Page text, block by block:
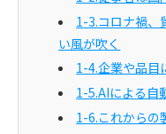
1-3.コロナ禍、
い風が吹く
1-4.企業や品目
1-5.AIによる自
1-6.これからの